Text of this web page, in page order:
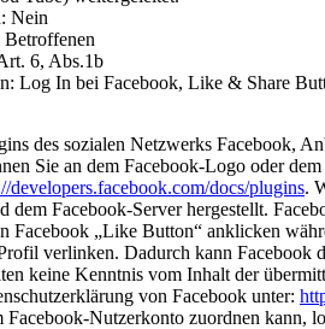
Nein
6, Abs.1b
Log In bei Facebook, Like & Share
des sozialen Netzwerks Facebook,
Sie an dem Facebook-Logo oder
developers.facebook.com/docs/plugins.
dem Facebook-Server hergestellt.
Facebook „Like Button“ anklicken
verlinken. Dadurch kann Facebook
keine Kenntnis vom Inhalt der
von Facebook unter:
Facebook-Nutzerkonto zuordnen kann,